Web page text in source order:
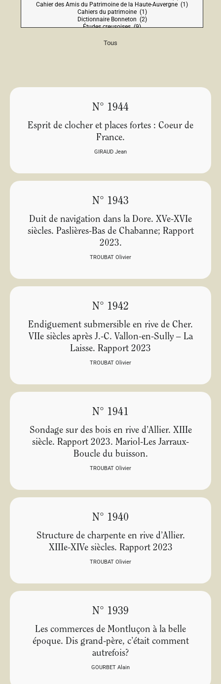
Tous
N° 1944
Esprit de clocher et places fortes : Coeur de
France.
GIRAUD Jean
N° 1943
Duit de navigation dans la Dore. XVe-XVIe
siècles. Paslières-Bas de Chabanne; Rapport
2023.
TROUBAT Olivier
N° 1942
Endiguement submersible en rive de Cher.
VIIe siècles après J.-C. Vallon-en-Sully – La
Laisse. Rapport 2023
TROUBAT Olivier
N° 1941
Sondage sur des bois en rive d’Allier. XIIIe
siècle. Rapport 2023. Mariol-Les Jarraux-
Boucle du buisson.
TROUBAT Olivier
N° 1940
Structure de charpente en rive d’Allier.
XIIIe-XIVe siècles. Rapport 2023
TROUBAT Olivier
N° 1939
Les commerces de Montluçon à la belle
époque. Dis grand-père, c’était comment
autrefois?
GOURBET Alain